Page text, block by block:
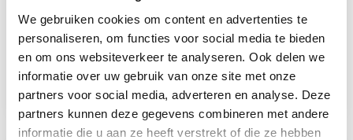
We gebruiken cookies om content en advertenties te
personaliseren, om functies voor social media te bieden
en om ons websiteverkeer te analyseren. Ook delen we
informatie over uw gebruik van onze site met onze
partners voor social media, adverteren en analyse. Deze
partners kunnen deze gegevens combineren met andere
informatie die u aan ze heeft verstrekt of die ze hebben
kabelbinder 20cm zwart
100pcs
€8,70
Op voorraad bij
leverancier
kabelbinder 14cm zwart
100pcs
€6,82
Op voorraad bij
leverancier